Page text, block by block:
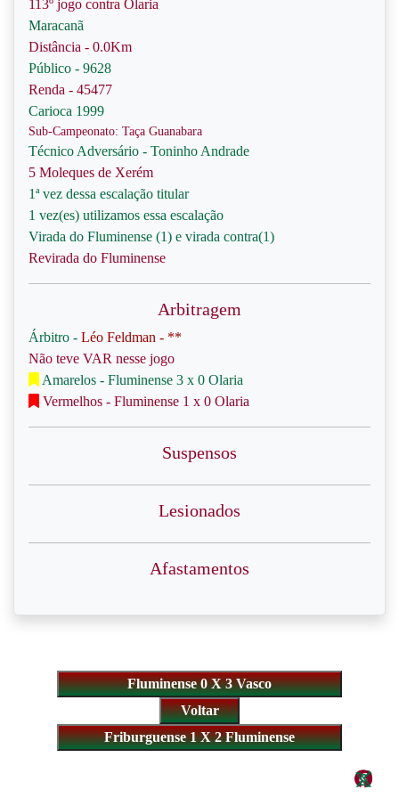
113º jogo contra Olaria
Maracanã
Distância - 0.0Km
Público - 9628
Renda - 45477
Carioca 1999
Sub-Campeonato: Taça Guanabara
Técnico Adversário - Toninho Andrade
5 Moleques de Xerém
1ª vez dessa escalação titular
1 vez(es) utilizamos essa escalação
Virada do Fluminense (1) e virada contra(1)
Revirada do Fluminense
Arbitragem
Árbitro - Léo Feldman - **
Não teve VAR nesse jogo
Amarelos - Fluminense 3 x 0 Olaria
Vermelhos - Fluminense 1 x 0 Olaria
Suspensos
Lesionados
Afastamentos